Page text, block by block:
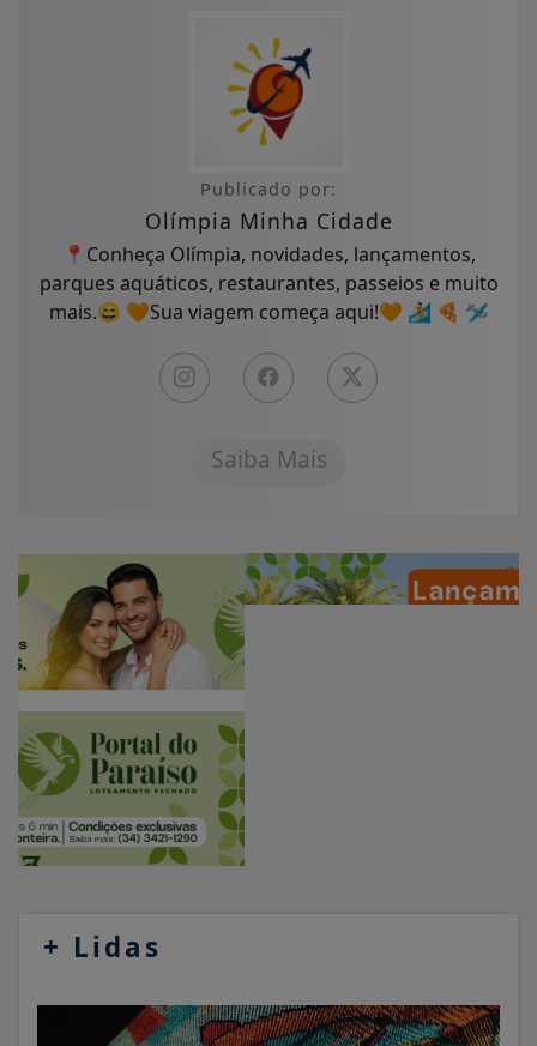
Publicado por:
Olímpia Minha Cidade
📍Conheça Olímpia, novidades, lançamentos,
parques aquáticos, restaurantes, passeios e muito
mais.😄 🧡Sua viagem começa aqui!🧡 🏄 🍕 🛩
Saiba Mais
+ Lidas